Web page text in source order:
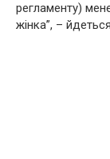
регламенту)
жінка”, –